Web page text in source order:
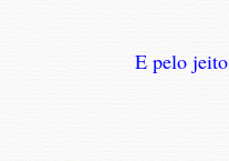
E pelo